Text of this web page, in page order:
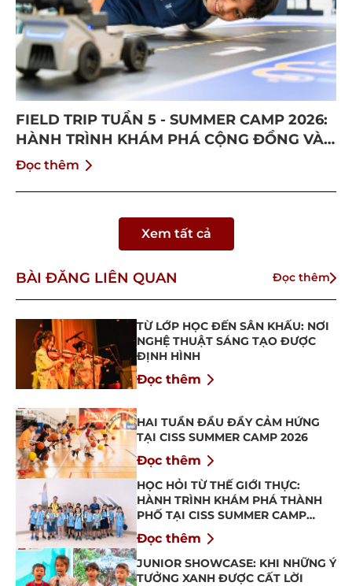
FIELD TRIP TUẦN 5 - SUMMER CAMP 2026:
HÀNH TRÌNH KHÁM PHÁ CỘNG ĐỒNG VÀ
BỨT PHÁ BẢN THÂN
Đọc thêm
Xem tất cả
BÀI ĐĂNG LIÊN QUAN Đọc thêm
TỪ LỚP HỌC ĐẾN SÂN KHẤU: NƠI
NGHỆ THUẬT SÁNG TẠO ĐƯỢC
ĐỊNH HÌNH
Đọc thêm
HAI TUẦN ĐẦU ĐẦY CẢM HỨNG
TẠI CISS SUMMER CAMP 2026
Đọc thêm
HỌC HỎI TỪ THẾ GIỚI THỰC:
HÀNH TRÌNH KHÁM PHÁ THÀNH
PHỐ TẠI CISS SUMMER CAMP
2026
Đọc thêm
JUNIOR SHOWCASE: KHI NHỮNG Ý
TƯỞNG XANH ĐƯỢC CẤT LỜI